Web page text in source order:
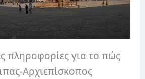
πληροφορίες για το πώς
Αρχιεπίσκοπος